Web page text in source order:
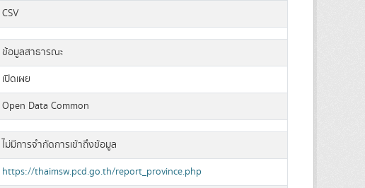
CSV
ข้อมูลสาธารณะ
เปิดเผย
Open Data Common
ไม่มีการจำกัดการเข้าถึงข้อมูล
https://thaimsw.pcd.go.th/report_province.php